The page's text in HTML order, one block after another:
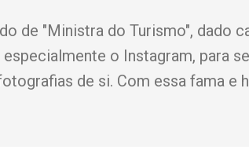
de "Ministra do Turismo", dado
o Instagram, para
de si. Com essa fama e